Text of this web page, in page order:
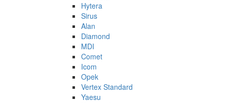
Hytera
Sirus
Alan
Diamond
MDI
Comet
Icom
Opek
Vertex Standard
Yaesu